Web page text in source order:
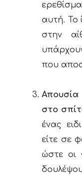
αυτή. Το
στην
που
στο
ένας
είτε σε
ώστε οι